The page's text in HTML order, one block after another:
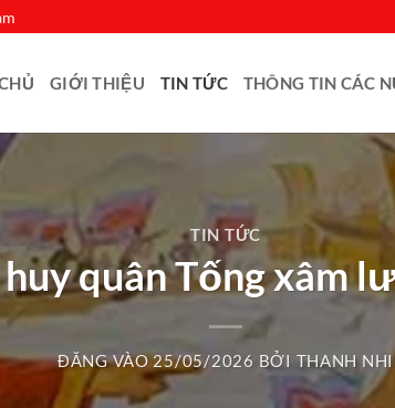
GIỚI THIỆU TIN TỨC THÔNG TIN CÁC
TIN TỨC
quân Tống xâm
ĐĂNG VÀO25/05/2026 BỞI THANH NHI